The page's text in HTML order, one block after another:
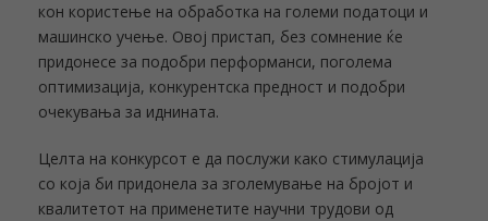
кон користење на обработка на големи податоци и
машинско учење. Овој пристап, без сомнение ќе
придонесе за подобри перформанси, поголема
оптимизација, конкурентска предност и подобри
очекувања за иднината.
Целта на конкурсот е да послужи како стимулација
со која би придонела за зголемување на бројот и
квалитетот на применетите научни трудови од